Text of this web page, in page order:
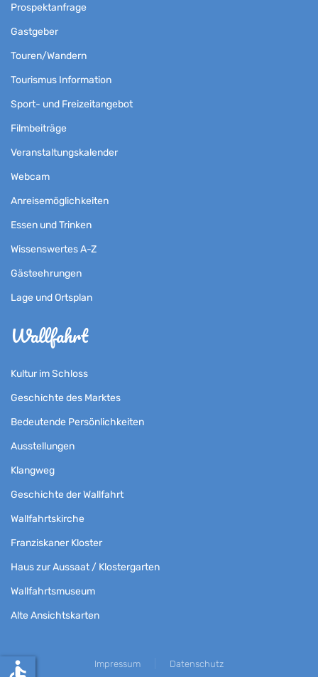
Prospektanfrage
Gastgeber
Touren/Wandern
Tourismus Information
Sport- und Freizeitangebot
Filmbeiträge
Veranstaltungskalender
Webcam
Anreisemöglichkeiten
Essen und Trinken
Wissenswertes A-Z
Gästeehrungen
Lage und Ortsplan
Wallfahrt
Kultur im Schloss
Geschichte des Marktes
Bedeutende Persönlichkeiten
Ausstellungen
Klangweg
Geschichte der Wallfahrt
Wallfahrtskirche
Franziskaner Kloster
Haus zur Aussaat / Klostergarten
Wallfahrtsmuseum
Alte Ansichtskarten
Impressum Datenschutz